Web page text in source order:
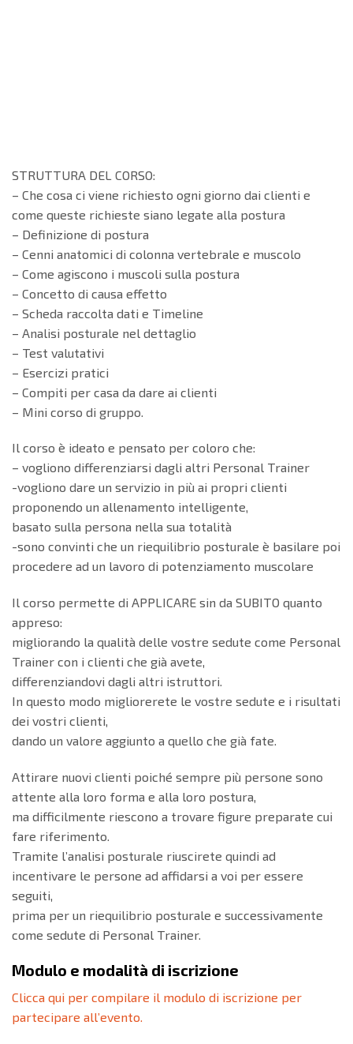
STRUTTURA DEL CORSO:
– Che cosa ci viene richiesto ogni giorno dai clienti e
come queste richieste siano legate alla postura
– Definizione di postura
– Cenni anatomici di colonna vertebrale e muscolo
– Come agiscono i muscoli sulla postura
– Concetto di causa effetto
– Scheda raccolta dati e Timeline
– Analisi posturale nel dettaglio
– Test valutativi
– Esercizi pratici
– Compiti per casa da dare ai clienti
– Mini corso di gruppo.
Il corso è ideato e pensato per coloro che:
– vogliono differenziarsi dagli altri Personal Trainer
-vogliono dare un servizio in più ai propri clienti
proponendo un allenamento intelligente,
basato sulla persona nella sua totalità
-sono convinti che un riequilibrio posturale è basilare poi
procedere ad un lavoro di potenziamento muscolare
Il corso permette di APPLICARE sin da SUBITO quanto
appreso:
migliorando la qualità delle vostre sedute come Personal
Trainer con i clienti che già avete,
differenziandovi dagli altri istruttori.
In questo modo migliorerete le vostre sedute e i risultati
dei vostri clienti,
dando un valore aggiunto a quello che già fate.
Attirare nuovi clienti poiché sempre più persone sono
attente alla loro forma e alla loro postura,
ma difficilmente riescono a trovare figure preparate cui
fare riferimento.
Tramite l’analisi posturale riuscirete quindi ad
incentivare le persone ad affidarsi a voi per essere
seguiti,
prima per un riequilibrio posturale e successivamente
come sedute di Personal Trainer.
Modulo e modalità di iscrizione
Clicca qui per compilare il modulo di iscrizione per
partecipare all’evento.